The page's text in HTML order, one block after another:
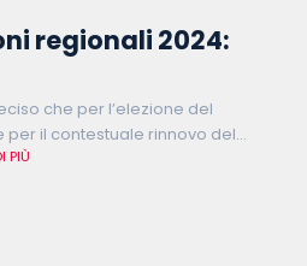
regionali 2024:
che per l’elezione del
per il contestuale rinnovo del
domenica 21 e lunedì 22 aprile
PIÙ